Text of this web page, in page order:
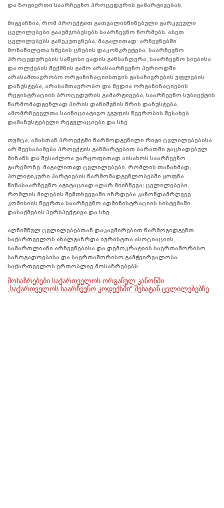
და ზოგიერთი საარჩევნო პროცედურის გამარტივებას.
მიგვაჩნია, რომ პროექტით გათვალისწინებული გარკვეული
ცვლილებები გააუმჯობესებს საარჩევნო ნორმებს. ასეთ
ცვლილებებს განეკუთვნება, მაგალითად: არჩევნებში
მონაწილეთა ხმების ცნების დაკონკრეტება, საარჩევნო
პროცედურების საწყისი ვადის განსაზღვრა, საარჩევნო სიებისა
და ოლქების შექმნის გამო არასაარჩევნო პერიოდში
არასამთავრობო ორგანიზაციისთვის გასაჩივრების უფლების
დაზუსტება, არასამთავრობო და მედია ორგანიზაციების
რეგისტრაციის პროცედურის გამარტივება, საარჩევნო სუბიექტის
წარმომადგენლად პირის დანიშვნის წრის დაზუსტება,
ამომრჩეველთა საინიციატივო ჯგუფის წევრობის შესახებ
დამაზუსტებელი რეგულაციები და სხვ.
თუმცა, ამასთან პროექტში წარმოდგენილი რიგი ცვლილებებისა
არ შეესაბამება პროექტის განმარტებით ბარათში გაცხადებულ
მიზანს და შესაძლოა უარყოფითად აისახოს საარჩევნო
გარემოზე. მაგალითად ცვლილებები, რომლის თანახმად,
პოლიტიკური პარტიების წარმომადგენლობებში ყოფნა
წინასაარჩევნო აგიტაციად აღარ მიიჩნევა; ცვლილებები,
რომლის მიღების შემთხვევაში იზრდება კანონდამრღვევ
კომისიის წევრთა საარჩევნო ადმინისტრაციის სისტემაში
დასაქმების პერსპექტივა და სხვ.
აღნიშნულ ცვლილებებთან დაკავშირებით წარმოგიდგენთ
საქართველოს ახალგაზრდა იურისტთა ასოციაციის,
სამართლიანი არჩევნებისა და დემოკრატიის საერთაშორისო
საზოგადოებისა და საერთაშორისო გამჭვირვალობა -
საქართველოს ერთობლივ მოსაზრებებს.
მოსაზრებები საქართველოს ორგანულ კანონში
„საქართველოს საარჩევნო კოდექსში“ შესატან ცვლილებებზე